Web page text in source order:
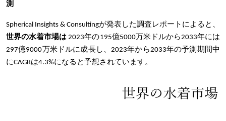
測
Spherical Insights & Consultingが発表した調査レポートによると、
世界の水着市場は2023年の195億5000万米ドルから2033年には
297億9000万米ドルに成長し、2023年から2033年の予測期間中
にCAGRは4.3%になると予想されています。